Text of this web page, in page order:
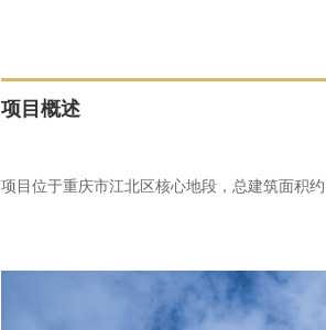
项目概述
项目位于重庆市江北区核心地段，总建筑面积约